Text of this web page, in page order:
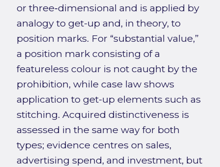
or three‑dimensional and is applied by
analogy to get-up and, in theory, to
position marks. For “substantial value,”
a position mark consisting of a
featureless colour is not caught by the
prohibition, while case law shows
application to get-up elements such as
stitching. Acquired distinctiveness is
assessed in the same way for both
types; evidence centres on sales,
advertising spend, and investment, but